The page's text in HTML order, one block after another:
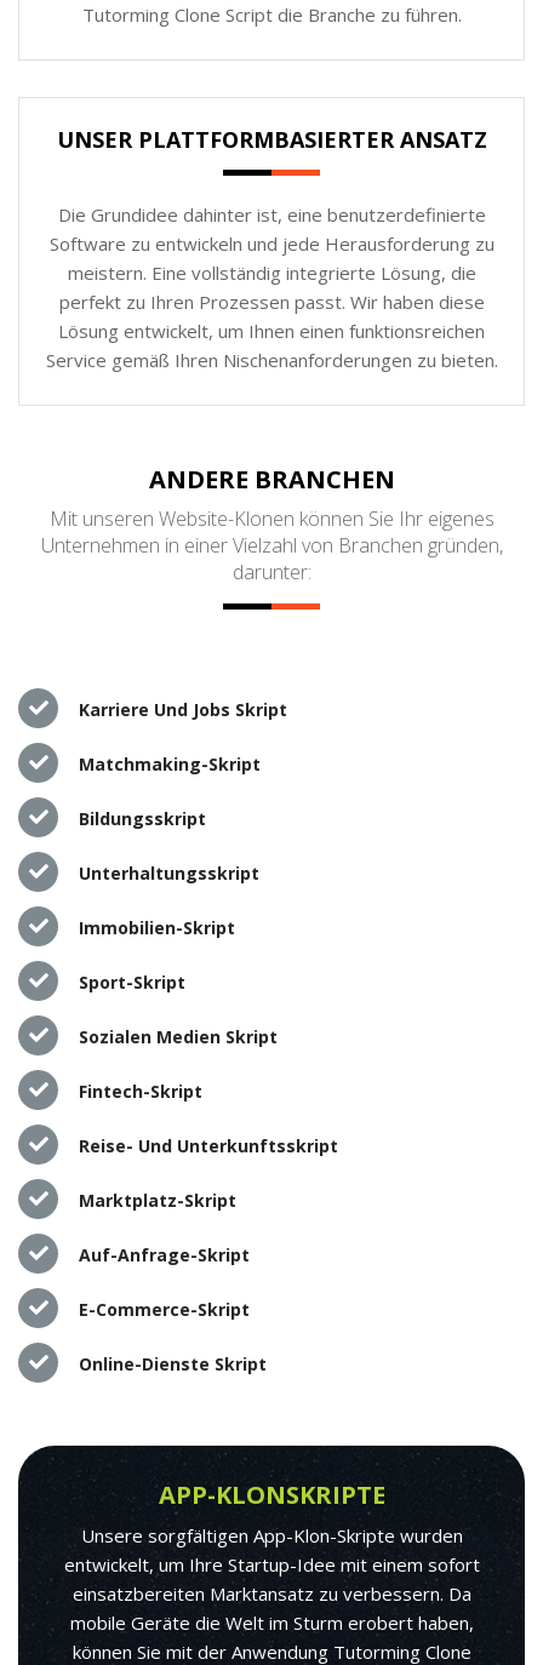
Tutorming Clone Script die Branche zu führen.
UNSER PLATTFORMBASIERTER ANSATZ
Die Grundidee dahinter ist, eine benutzerdefinierte
Software zu entwickeln und jede Herausforderung zu
meistern. Eine vollständig integrierte Lösung, die
perfekt zu Ihren Prozessen passt. Wir haben diese
Lösung entwickelt, um Ihnen einen funktionsreichen
Service gemäß Ihren Nischenanforderungen zu bieten.
ANDERE BRANCHEN
Mit unseren Website-Klonen können Sie Ihr eigenes
Unternehmen in einer Vielzahl von Branchen gründen,
darunter:
Karriere Und Jobs Skript
Matchmaking-Skript
Bildungsskript
Unterhaltungsskript
Immobilien-Skript
Sport-Skript
Sozialen Medien Skript
Fintech-Skript
Reise- Und Unterkunftsskript
Marktplatz-Skript
Auf-Anfrage-Skript
E-Commerce-Skript
Online-Dienste Skript
APP-KLONSKRIPTE
Unsere sorgfältigen App-Klon-Skripte wurden
entwickelt, um Ihre Startup-Idee mit einem sofort
einsatzbereiten Marktansatz zu verbessern. Da
mobile Geräte die Welt im Sturm erobert haben,
können Sie mit der Anwendung Tutorming Clone